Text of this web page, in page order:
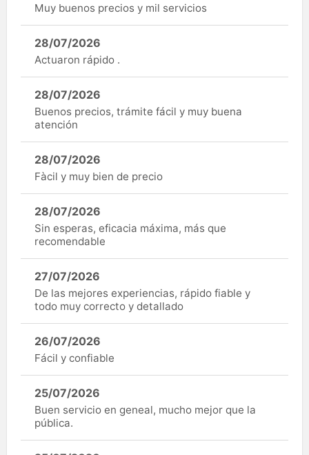
Muy buenos precios y mil servicios
28/07/2026
Actuaron rápido .
28/07/2026
Buenos precios, trámite fácil y muy buena
atención
28/07/2026
Fàcil y muy bien de precio
28/07/2026
Sin esperas, eficacia máxima, más que
recomendable
27/07/2026
De las mejores experiencias, rápido fiable y
todo muy correcto y detallado
26/07/2026
Fácil y confiable
25/07/2026
Buen servicio en geneal, mucho mejor que la
pública.